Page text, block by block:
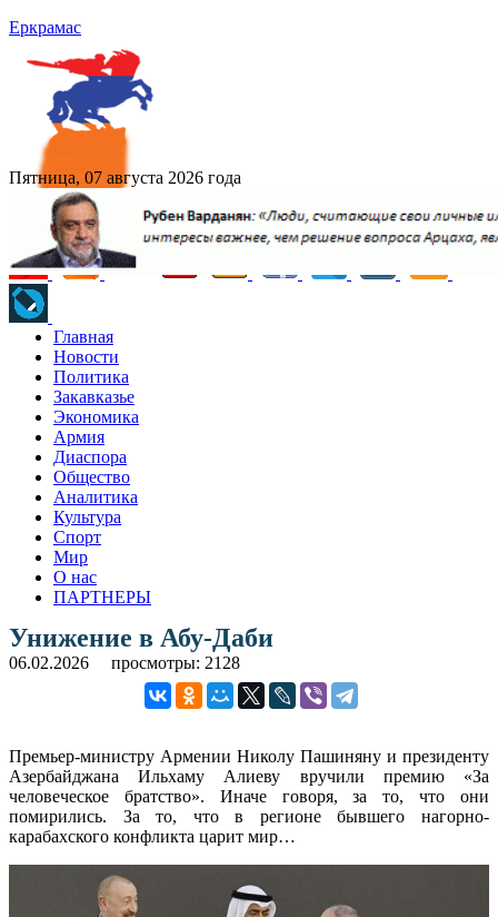
Еркрамас
Пятница, 07 августа 2026 года
Главная
Новости
Политика
Закавказье
Экономика
Армия
Диаспора
Общество
Аналитика
Культура
Спорт
Мир
О нас
ПАРТНЕРЫ
Унижение в Абу-Даби
06.02.2026 просмотры: 2128
Премьер-министру Армении Николу Пашиняну и президенту
Азербайджана Ильхаму Алиеву вручили премию «За
человеческое братство». Иначе говоря, за то, что они
помирились. За то, что в регионе бывшего нагорно-
карабахского конфликта царит мир…